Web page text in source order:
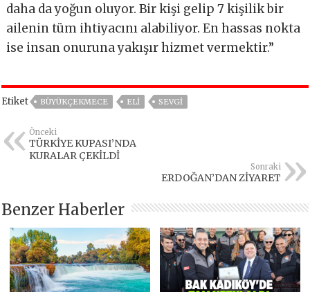
daha da yoğun oluyor. Bir kişi gelip 7 kişilik bir
ailenin tüm ihtiyacını alabiliyor. En hassas nokta
ise insan onuruna yakışır hizmet vermektir.”
Etiket BÜYÜKÇEKMECE ELİ SEVGI
Önceki
TÜRKİYE KUPASI’NDA
KURALAR ÇEKİLDİ
Sonraki
ERDOĞAN’DAN ZİYARET
Benzer Haberler